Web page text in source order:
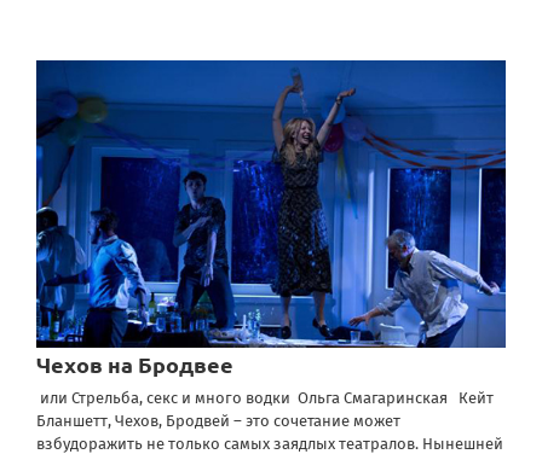
Чехов на Бродвее
или Стрельба, секс и много водки Ольга Смагаринская Кейт
Бланшетт, Чехов, Бродвей – это сочетание может
взбудоражить не только самых заядлых театралов. Нынешней